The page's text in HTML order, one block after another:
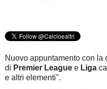
Nuovo appuntamento con la
di Premier League e Liga c
e altri elementi".